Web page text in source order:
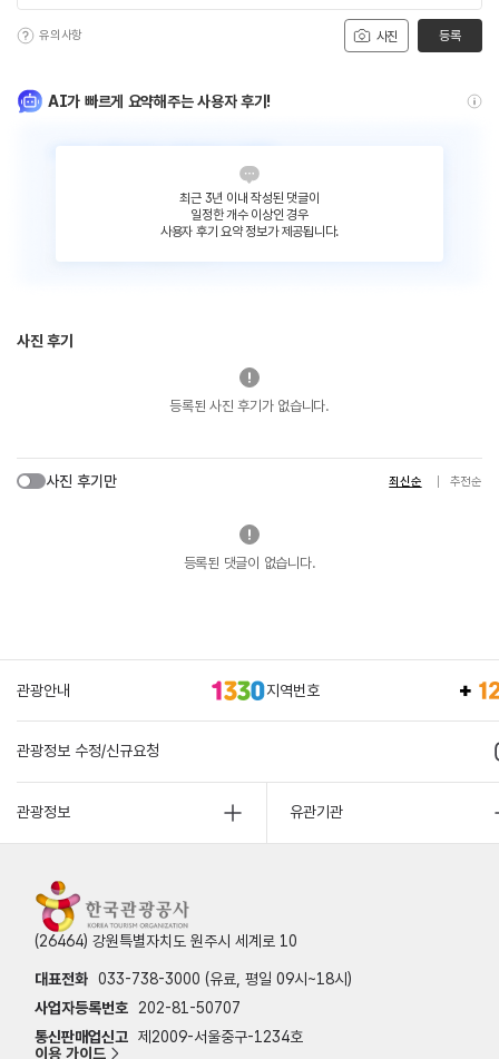
사진
유의사항 등록
AI가 빠르게 요약해주는 사용자 후기!
최근 3년 이내 작성된 댓글이
일정한 개수 이상인 경우
사용자 후기 요약 정보가 제공됩니다.
사진 후기
등록된 사진 후기가 없습니다.
사진 후기만 최신순 추천순
등록된 댓글이 없습니다.
관광안내 지역번호
관광정보 수정/신규요청
관광정보 유관기관
(26464) 강원특별자치도 원주시 세계로 10
대표전화 033-738-3000 (유료, 평일 09시~18시)
사업자등록번호
202-81-50707
통신판매업신고 제2009-서울중구-1234호
이용 가이드